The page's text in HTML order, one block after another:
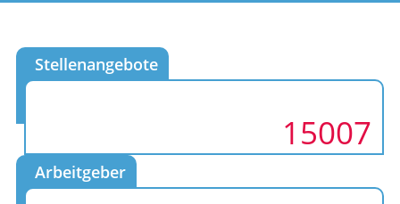
Stellenangebote
15007
Arbeitgeber